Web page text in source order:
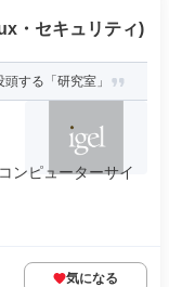
・セキュリティ)
する「研究室」
ンピューターサイ
気になる